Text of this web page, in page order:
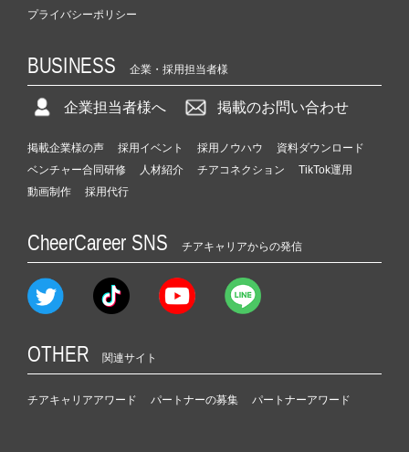
プライバシーポリシー
BUSINESS 企業・採用担当者様
企業担当者様へ 掲載のお問い合わせ
掲載企業様の声 採用イベント 採用ノウハウ
資料ダウンロード
ベンチャー合同研修
人材紹介 チアコネクション
TikTok運用
動画制作
採用代行
CheerCareer SNS チアキャリアからの発信
OTHER 関連サイト
チアキャリアアワード パートナーの募集 パートナーアワード